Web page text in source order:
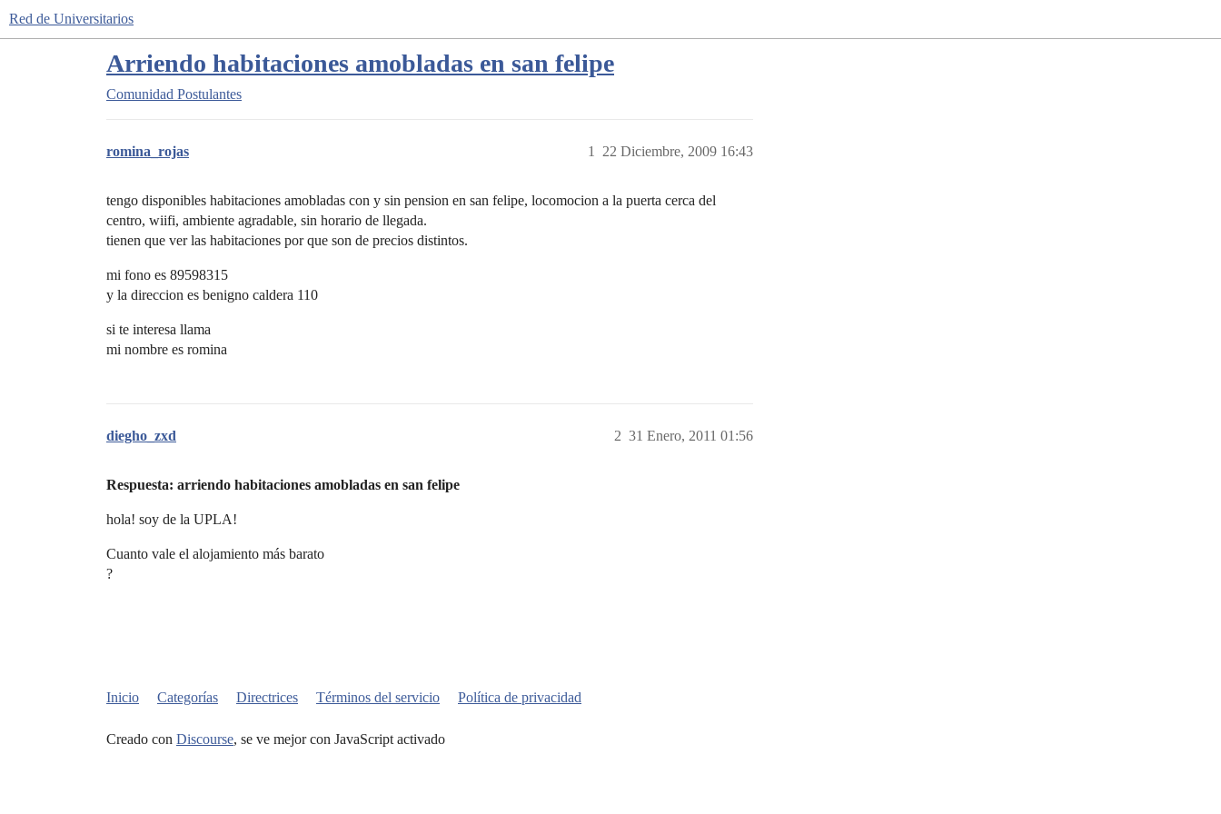
Red de Universitarios
Arriendo habitaciones amobladas en san felipe
Comunidad Postulantes
romina_rojas 22 Diciembre, 2009 16:43
1
tengo disponibles habitaciones amobladas con y sin pension en san felipe, locomocion a la puerta cerca del
centro, wiifi, ambiente agradable, sin horario de llegada.
tienen que ver las habitaciones por que son de precios distintos.
mi fono es 89598315
y la direccion es benigno caldera 110
si te interesa llama
mi nombre es romina
diegho_zxd 31 Enero, 2011 01:56
2
Respuesta: arriendo habitaciones amobladas en san felipe
hola! soy de la UPLA!
Cuanto vale el alojamiento más barato
?
Inicio Categorías Directrices Términos del servicio Política de privacidad
Creado con Discourse, se ve mejor con JavaScript activado